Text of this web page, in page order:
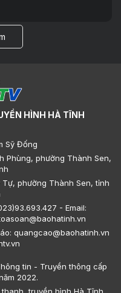
HÌNH HÀ TĨNH
Sỹ Đống
Phùng, phường Thành Sen,
phường Thành Sen, tỉnh
- Email:
quangcao@baohatinh.vn
tin - Truyền thông cấp
2022.